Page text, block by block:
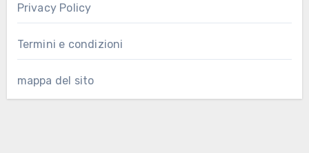
Privacy Policy
Termini e condizioni
mappa del sito